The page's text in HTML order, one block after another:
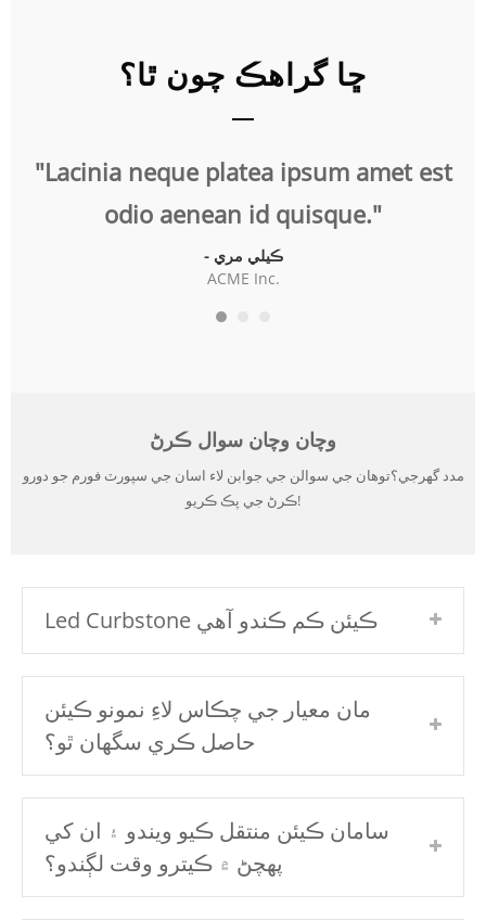
ڇا گراهڪ چون ٿا؟
"Lacinia neque platea ipsum amet est
odio aenean id quisque."
- ڪيلي مري
ACME Inc.
وچان وچان سوال ڪرڻ
مدد گهرجي؟توهان جي سوالن جي جوابن لاء اسان جي سپورٽ فورم جو دورو
ڪرڻ جي پڪ ڪريو!
Led Curbstone ڪيئن ڪم ڪندو آهي
مان معيار جي چڪاس لاءِ نمونو ڪيئن
حاصل ڪري سگهان ٿو؟
سامان ڪيئن منتقل ڪيو ويندو ۽ ان کي
پهچڻ ۾ ڪيترو وقت لڳندو؟